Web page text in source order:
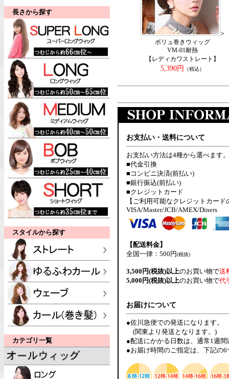
長さから探す
スタイルから探す
カテゴリ一覧
>
ボリュ巻きウィッグ
VM-01耐熱
【レディカワストレート】
5,390円
（税込）
お支払い・送料について
お支払い方法は4種から選べます。
■代金引換
■コンビニ決済(前払い)
■銀行振込(前払い)
■クレジットカード
【ご利用可能なクレジットカード
VISA/Master/JCB/AMEX/Diners
【配送料金】
全国一律：500円(税抜)
3,500円(税抜)以上のお買い物で送
5,000円(税抜)以上のお買い物で代
お届けについて
●佐川急便での発送になります。
(関東より発送となります。)
●配送にかかる日数は、通常1週
●お届け時間のご指定は、下記の